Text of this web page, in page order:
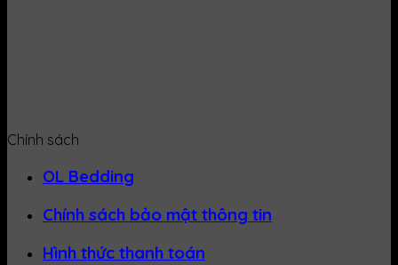
Chính sách
OL Bedding
Chính sách bảo mật thông tin
Hình thức thanh toán